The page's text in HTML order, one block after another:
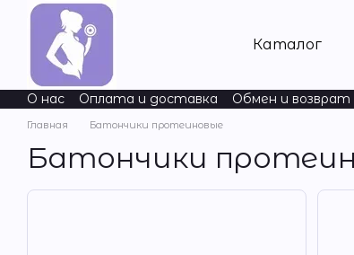
Перейти к основному контенту
Каталог
О нас Оплата и доставка Обмен и возврат
Nature's Way
Главная Батончики протеиновые
Батончики